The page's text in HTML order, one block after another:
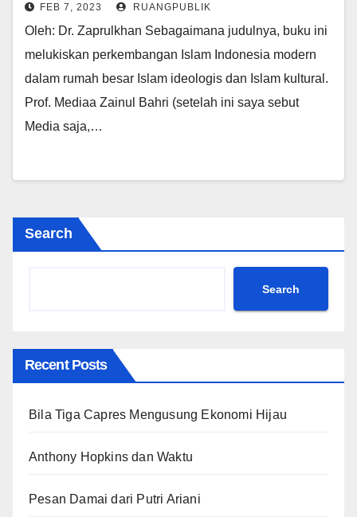
FEB 7, 2023 RUANGPUBLIK
Oleh: Dr. Zaprulkhan Sebagaimana judulnya, buku ini
melukiskan perkembangan Islam Indonesia modern
dalam rumah besar Islam ideologis dan Islam kultural.
Prof. Mediaa Zainul Bahri (setelah ini saya sebut
Media saja,…
Search
Search
Recent Posts
Bila Tiga Capres Mengusung Ekonomi Hijau
Anthony Hopkins dan Waktu
Pesan Damai dari Putri Ariani